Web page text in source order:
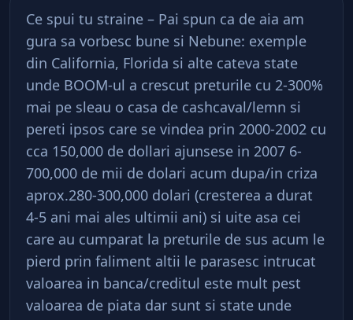
Ce spui tu straine – Pai spun ca de aia am
gura sa vorbesc bune si Nebune: exemple
din California, Florida si alte cateva state
unde BOOM-ul a crescut preturile cu 2-300%
mai pe sleau o casa de cashcaval/lemn si
pereti ipsos care se vindea prin 2000-2002 cu
cca 150,000 de dollari ajunsese in 2007 6-
700,000 de mii de dolari acum dupa/in criza
aprox.280-300,000 dolari (cresterea a durat
4-5 ani mai ales ultimii ani) si uite asa cei
care au cumparat la preturile de sus acum le
pierd prin faliment altii le parasesc intrucat
valoarea in banca/creditul este mult pest
valoarea de piata dar sunt si state unde